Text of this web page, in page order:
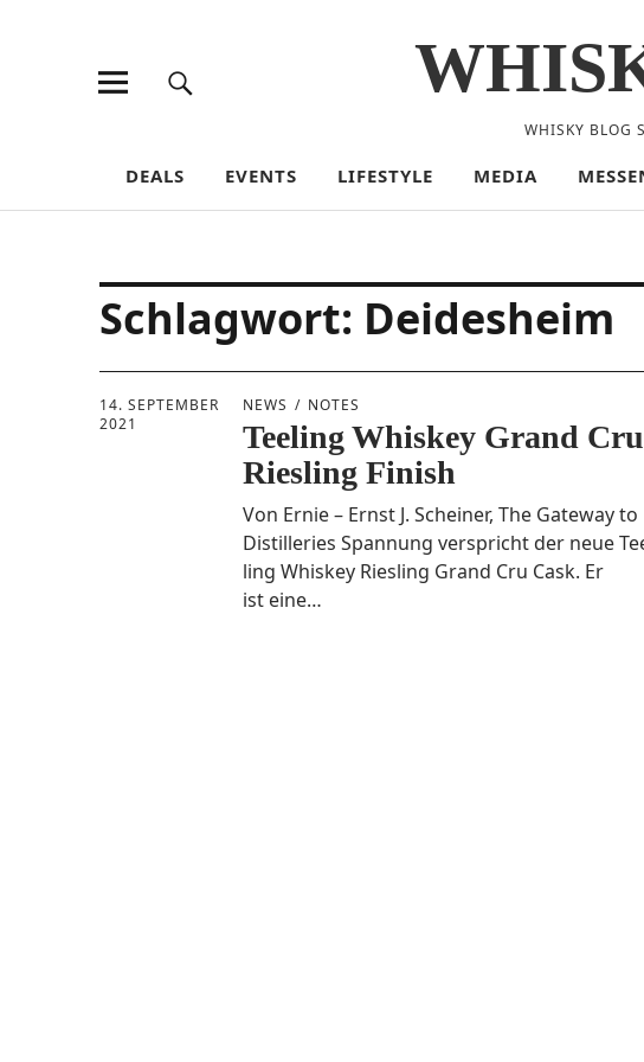
WHISKY BLOG
DEALS EVENTS LIFESTYLE MEDIA
Schlagwort: Deidesheim
14. SEPTEMBER
2021
NEWS NOTES
Teeling Whiskey Grand Cru
Riesling Finish
Von Ernie – Ernst J. Schei­ner, The Gate­way to
Distil­le­ries Span­nung ver­spricht der neue
ling Whis­key Ries­ling Grand Cru Cask. Er
ist eine…